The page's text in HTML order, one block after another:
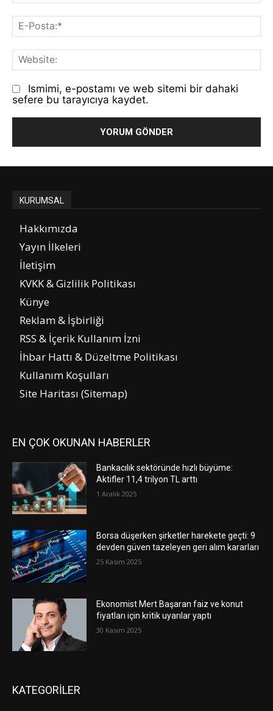
E-
Ismimi, e-postamı ve web sitemi bir dahaki
sefere bu tarayıcıya kaydet.
KURUMSAL
Hakkımızda
Yayın İlkeleri
İletişim
KVKK & Gizlilik Politikası
Künye
Reklam & İşbirliği
RSS & İçerik Kullanım İzni
İhbar Hattı & Düzeltme Politikası
Kullanım Koşulları
Site Haritası (Sitemap)
EN ÇOK OKUNAN HABERLER
Bankacılık sektöründe hızlı büyüme:
Aktifler 11,4 trilyon TL arttı
1 Aralık 2025
Borsa düşerken şirketler harekete geçti: 9
devden güven tazeleyen geri alım kararları
25 Kasım 2025
Ekonomist Mert Başaran faiz ve konut
fiyatları için kritik uyarılar yaptı
30 Kasım 2025
KATEGORİLER